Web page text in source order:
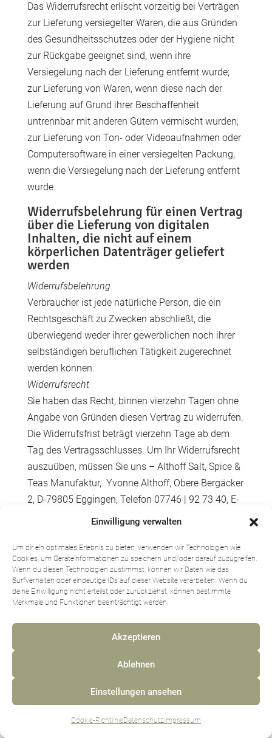
Einwilligung verwalten
Um dir ein optimales Erlebnis zu bieten, verwenden wir Technologien wie
Cookies, um Geräteinformationen zu speichern und/oder darauf zuzugreifen.
Wenn du diesen Technologien zustimmst, können wir Daten wie das
Surfverhalten oder eindeutige IDs auf dieser Website verarbeiten. Wenn du
deine Einwilligung nicht erteilst oder zurückziehst, können bestimmte
Merkmale und Funktionen beeinträchtigt werden.
Akzeptieren
Ablehnen
Einstellungen ansehen
Cookie-RichtlinieDatenschutz Impressum
Das Widerrufsrecht erlischt vorzeitig bei Verträgen
zur Lieferung versiegelter Waren, die aus Gründen
des Gesundheitsschutzes oder der Hygiene nicht
zur Rückgabe geeignet sind, wenn ihre
Versiegelung nach der Lieferung entfernt wurde;
zur Lieferung von Waren, wenn diese nach der
Lieferung auf Grund ihrer Beschaffenheit
untrennbar mit anderen Gütern vermischt wurden;
zur Lieferung von Ton- oder Videoaufnahmen oder
Computersoftware in einer versiegelten Packung,
wenn die Versiegelung nach der Lieferung entfernt
wurde.
Widerrufsbelehrung für einen Vertrag
über die Lieferung von digitalen
Inhalten, die nicht auf einem
körperlichen Datenträger geliefert
werden
Widerrufsbelehrung
Verbraucher ist jede natürliche Person, die ein
Rechtsgeschäft zu Zwecken abschließt, die
überwiegend weder ihrer gewerblichen noch ihrer
selbständigen beruflichen Tätigkeit zugerechnet
werden können.
Widerrufsrecht
Sie haben das Recht, binnen vierzehn Tagen ohne
Angabe von Gründen diesen Vertrag zu widerrufen.
Die Widerrufsfrist beträgt vierzehn Tage ab dem
Tag des Vertragsschlusses. Um Ihr Widerrufsrecht
auszuüben, müssen Sie uns – Althoff Salt, Spice &
Teas Manufaktur, Yvonne Althoff, Obere Bergäcker
2, D-79805 Eggingen, Telefon 07746 | 92 73 40, E-
info@salze-gewuerze.de
– mittels einer
versandter Brief, Telefax oder E-Mail) über Ihren
Entschluss, diesen Vertrag zu widerrufen,
informieren. Sie können dafür das beigefügte
Muster-Widerrufsformular verwenden, das jedoch
Widerrufsfrist reicht es aus, dass Sie die Mitteilung
der Widerrufsfrist absenden.
Folgen des Widerrufs
Wenn Sie diesen Vertrag widerrufen, haben wir
Ihnen alle Zahlungen, die wir von Ihnen erhalten